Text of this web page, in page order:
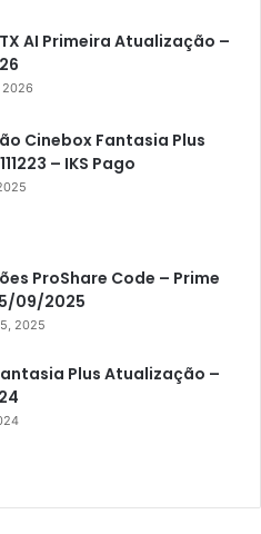
IPTV
IPTV
Plus
GX PRO
IPTV
AI Primeira Atualização –
2026
Cinebox Fantasia Plus
– IKS Pago
ProShare Code – Prime
09/2025
2025
Plus Atualização –